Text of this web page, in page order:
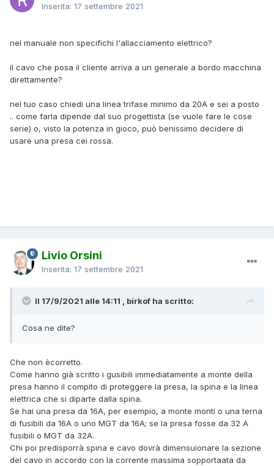
Inserita: 17 settembre 2021
nel manuale non specifichi l'allacciamento elettrico?
il cavo che posa il cliente arriva a un generale a bordo macchina
direttamente?
nel tuo caso chiedi una linea trifase minimo da 20A e sei a posto
.. come farla dipende dal suo progettista (se vuole fare le cose
serie) o, visto la potenza in gioco, può benissimo decidere di
usare una presa cei rossa.
Livio Orsini
Inserita: 17 settembre 2021
Il 17/9/2021 alle 14:11 , birkof ha scritto:
Cosa ne dite?
Che non ècorretto.
Come hanno già scritto i gusibili immediatamente a monte della
presa hanno il compito di proteggere la presa, la spina e la linea
elettrica che si diparte dalla spina.
Se hai una presa da 16A, per esempio, a monte monti o una terna
di fusibili da 16A o uno MGT da 16A; se la presa fosse da 32 A
fusibili o MGT da 32A.
Chi poi predisporrà spina e cavo dovrà dimensuionare la sezione
del cavo in accordo con la corrente massima sopportaata da